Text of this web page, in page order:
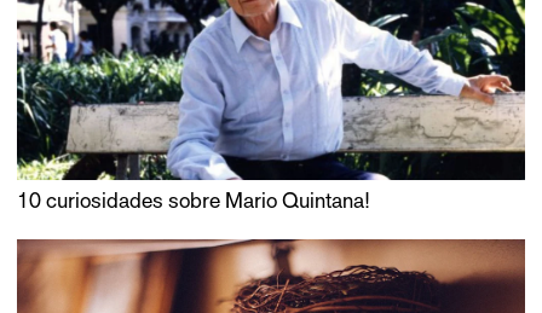
10 curiosidades sobre Mario Quintana!